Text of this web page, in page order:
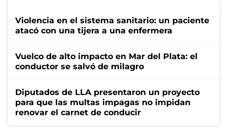
Violencia en el sistema sanitario: un paciente
atacó con una tijera a una enfermera
Vuelco de alto impacto en Mar del Plata: el
conductor se salvó de milagro
Diputados de LLA presentaron un proyecto
para que las multas impagas no impidan
renovar el carnet de conducir